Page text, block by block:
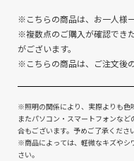
※こちらの商品は、お一人様
※複数点のご購入が確認でき
がございます。
※こちらの商品は、ご注文後
※照明の関係により、実際よりも色
またパソコン・スマートフォンな
合もございます。予めご了承くださ
※商品によっては、軽微なキズやシ
さい。